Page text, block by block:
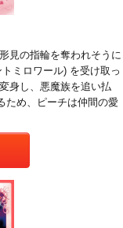
見の指輪を奪われそうに
ミロワール) を受け取っ
身し、悪魔族を追い払
ため、ピーチは仲間の愛